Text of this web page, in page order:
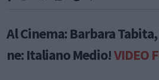
Al Cinema: Barbara
ne: Italiano Medio!VIDEO